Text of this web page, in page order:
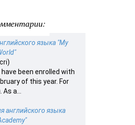
языка "My
been enrolled with
of this year. For
a...
английского языка